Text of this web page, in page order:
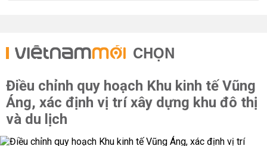
CHỌN
Điều chỉnh quy hoạch Khu kinh tế Vũng
Áng, xác định vị trí xây dựng khu đô thị
và du lịch